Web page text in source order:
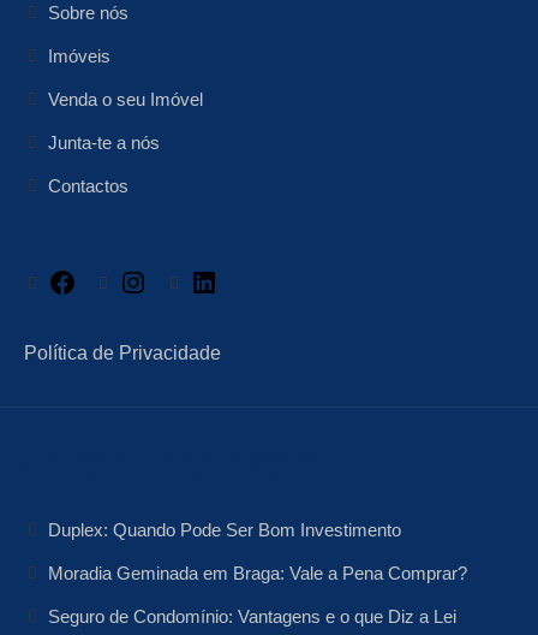
Sobre nós
Imóveis
Venda o seu Imóvel
Junta-te a nós
Contactos
Facebook Instagram
Política de Privacidade
Duplex: Quando Pode Ser Bom Investimento
Moradia Geminada em Braga: Vale a Pena Comprar?
Seguro de Condomínio: Vantagens e o que Diz a Lei